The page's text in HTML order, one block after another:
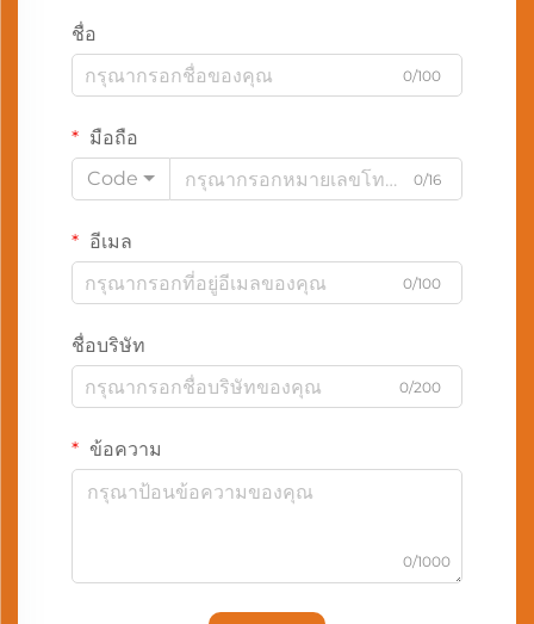
ชื่อ
0/100
มือถือ
Code
0/16
อีเมล
0/100
ชื่อบริษัท
0/200
ข้อความ
0/1000